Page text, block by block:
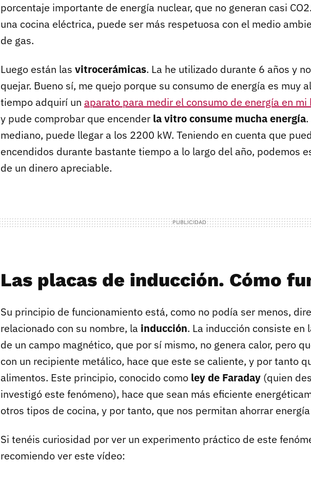
porcentaje importante de energía nuclear, que no generan casi
una cocina eléctrica, puede ser más respetuosa con el medio
de gas.
Luego están las vitrocerámicas. La he utilizado durante 6 años y
quejar. Bueno sí, me quejo porque su consumo de energía es muy
tiempo adquirí un aparato para medir el consumo de energía en mi
y pude comprobar que encender la vitro consume mucha energía
mediano, puede llegar a los 2200 kW. Teniendo en cuenta que
encendidos durante bastante tiempo a lo largo del año, podemos
de un dinero apreciable.
Las placas de inducción. Cómo
Su principio de funcionamiento está, como no podía ser menos,
relacionado con su nombre, la inducción. La inducción consiste en
de un campo magnético, que por sí mismo, no genera calor, pero
con un recipiente metálico, hace que este se caliente, y por tanto
alimentos. Este principio, conocido como ley de Faraday (quien
investigó este fenómeno), hace que sean más eficiente
otros tipos de cocina, y por tanto, que nos permitan ahorrar
Si tenéis curiosidad por ver un experimento práctico de este
recomiendo ver este vídeo: